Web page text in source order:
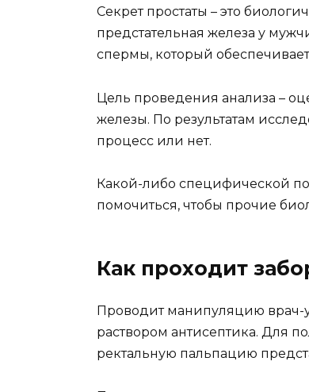
Секрет простаты – это
предстательная железа у
спермы, который
Цель проведения анализа –
железы. По результатам
процесс или нет.
Какой-либо специфической
помочиться, чтобы прочие
Как проходит
Проводит манипуляцию врач-
раствором антисептика. Для
ректальную пальпацию